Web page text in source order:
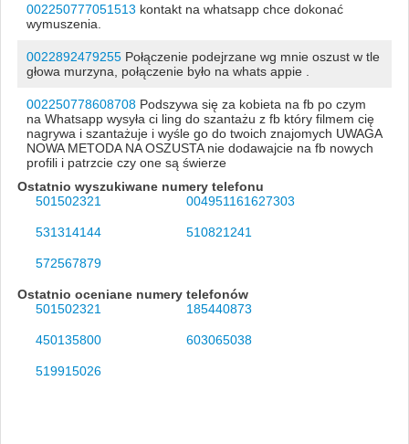
002250777051513 kontakt na whatsapp chce dokonać
wymuszenia.
0022892479255Połączenie podejrzane wg mnie oszust w tle
głowa murzyna, połączenie było na whats appie .
002250778608708Podszywa się za kobieta na fb po czym
na Whatsapp wysyła ci ling do szantażu z fb który filmem cię
nagrywa i szantażuje i wyśle go do twoich znajomych UWAGA
NOWA METODA NA OSZUSTA nie dodawajcie na fb nowych
profili i patrzcie czy one są świerze
Ostatnio wyszukiwane numery telefonu
501502321
004951161627303
531314144 510821241
572567879
Ostatnio oceniane numery telefonów
501502321
185440873
450135800 603065038
519915026